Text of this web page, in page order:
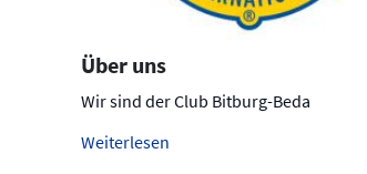
Über uns
Wir sind der Club Bitburg-Beda
Weiterlesen